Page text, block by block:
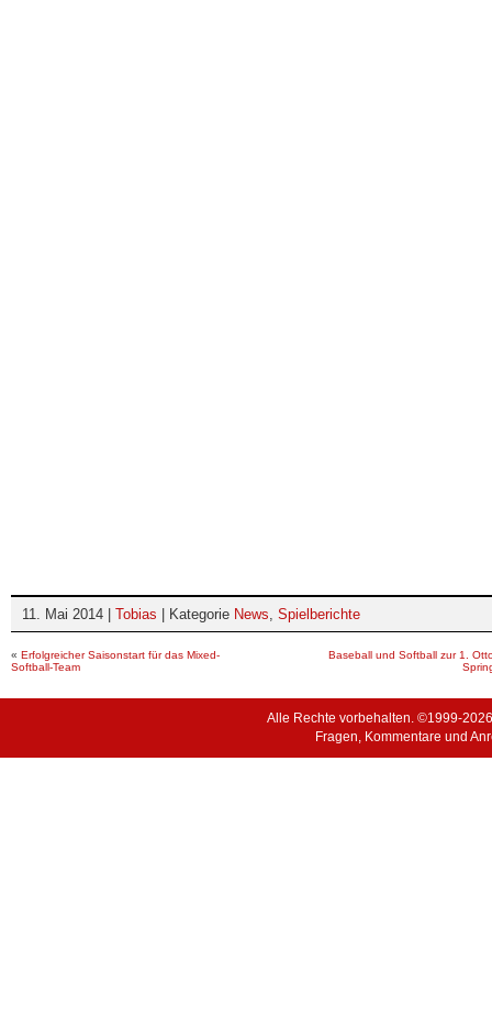
11. Mai 2014 | Tobias | Kategorie News, Spielberichte
« Erfolgreicher Saisonstart für das Mixed-
Softball-Team
Baseball und Softball zur 1.
Alle Rechte vorbehalten. ©1999-
Fragen, Kommentare und